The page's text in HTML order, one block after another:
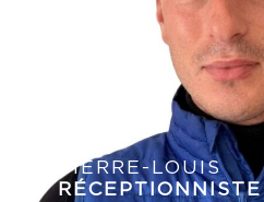
PIERRE-LOUIS
RÉCEPTIONNISTE